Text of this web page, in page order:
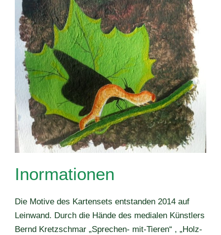
Inormationen
Die Motive des Kartensets entstanden 2014 auf
Leinwand. Durch die Hände des medialen Künstlers
Bernd Kretzschmar „Sprechen- mit-Tieren“ , „Holz-